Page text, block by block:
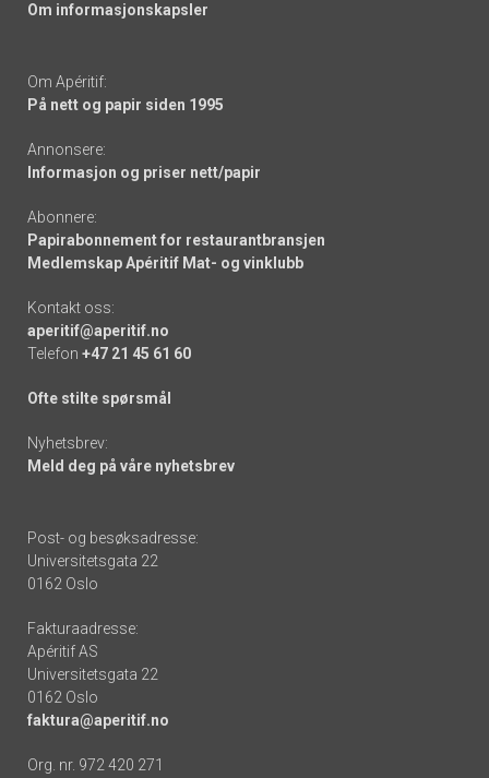
Om informasjonskapsler
Om Apéritif:
På nett og papir siden 1995
Annonsere:
Informasjon og priser nett/papir
Abonnere:
Papirabonnement for restaurantbransjen
Medlemskap Apéritif Mat- og vinklubb
Kontakt oss:
aperitif@aperitif.no
Telefon +47 21 45 61 60
Ofte stilte spørsmål
Nyhetsbrev:
Meld deg på våre nyhetsbrev
Post- og besøksadresse:
Universitetsgata 22
0162 Oslo
Fakturaadresse:
Apéritif AS
Universitetsgata 22
0162 Oslo
faktura@aperitif.no
Org. nr. 972 420 271